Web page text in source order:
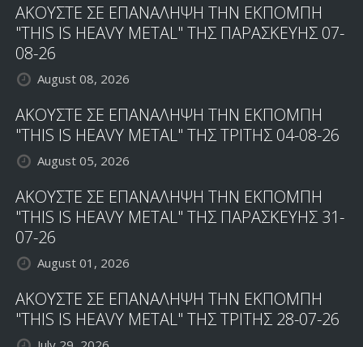
ΑΚΟΥΣΤΕ ΣΕ ΕΠΑΝΑΛΗΨΗ ΤΗΝ ΕΚΠΟΜΠΗ
"THIS IS HEAVY METAL" ΤΗΣ ΠΑΡΑΣΚΕΥΗΣ 07-
08-26
August 08, 2026
ΑΚΟΥΣΤΕ ΣΕ ΕΠΑΝΑΛΗΨΗ ΤΗΝ ΕΚΠΟΜΠΗ
"THIS IS HEAVY METAL" ΤΗΣ ΤΡΙΤΗΣ 04-08-26
August 05, 2026
ΑΚΟΥΣΤΕ ΣΕ ΕΠΑΝΑΛΗΨΗ ΤΗΝ ΕΚΠΟΜΠΗ
"THIS IS HEAVY METAL" ΤΗΣ ΠΑΡΑΣΚΕΥΗΣ 31-
07-26
August 01, 2026
ΑΚΟΥΣΤΕ ΣΕ ΕΠΑΝΑΛΗΨΗ ΤΗΝ ΕΚΠΟΜΠΗ
"THIS IS HEAVY METAL" ΤΗΣ ΤΡΙΤΗΣ 28-07-26